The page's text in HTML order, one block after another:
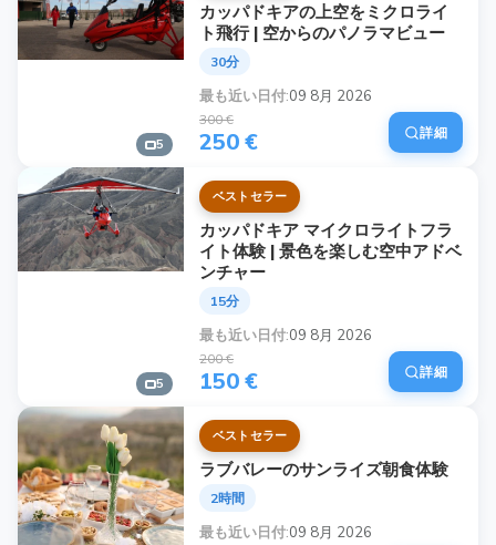
5
カッパドキアの上空をミクロライ
ト飛行 | 空からのパノラマビュー
30分
最も近い日付 09 8月 2026
300 €
250 € 詳細
5
ベストセラー
カッパドキア マイクロライトフラ
イト体験 | 景色を楽しむ空中アドベ
ンチャー
15分
最も近い日付 09 8月 2026
200 €
150 € 詳細
ベストセラー
ラブバレーのサンライズ朝食体験
2時間
最も近い日付 09 8月 2026